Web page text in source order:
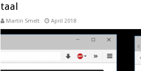
taal
Martin Smelt April 2018